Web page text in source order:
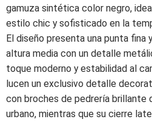
gamuza sintética color negro,
estilo chic y sofisticado en la
El diseño presenta una punta fina
altura media con un detalle
toque moderno y estabilidad al
lucen un exclusivo detalle
con broches de pedrería brillante
urbano, mientras que su cierre